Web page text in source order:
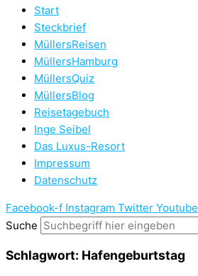
Start
Steckbrief
MüllersReisen
MüllersHamburg
MüllersQuiz
MüllersBlog
Reisetagebuch
Inge Seibel
Das Luxus-Resort
Impressum
Datenschutz
Facebook-f Instagram Twitter Youtube
Suche
Schlagwort: Hafengeburtstag